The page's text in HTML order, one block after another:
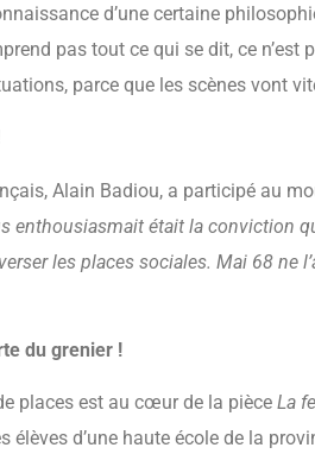
d’une certaine
pas tout ce qui se dit, ce n’est
parce que les scènes vont
Alain Badiou, a participé au
enthousiasmait était la conviction
les places sociales. Mai 68 ne
du grenier !
places est au cœur de la pièce La
élèves d’une haute école de la